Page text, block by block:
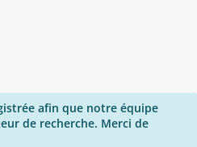
afin que notre équipe
de recherche. Merci de